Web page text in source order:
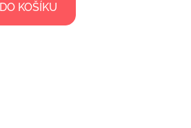
DO KOŠÍKU